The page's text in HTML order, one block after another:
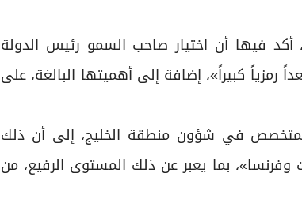
أكد فيها أن اختيار صاحب السمو رئيس الدولة
رمزياً كبيراً»، إضافة إلى أهميتها البالغة، على
في شؤون منطقة الخليج، إلى أن ذلك
وفرنسا»، بما يعبر عن ذلك المستوى الرفيع، من